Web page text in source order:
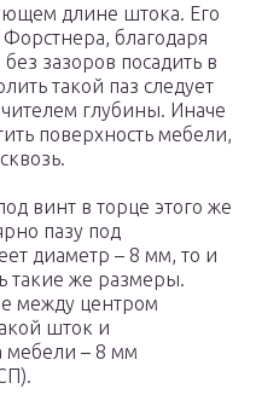
длине штока. Его
благодаря
зазоров посадить в
такой паз следует
глубины. Иначе
поверхность мебели,
винт в торце этого же
пазу под
диаметр – 8 мм, то и
такие же размеры.
между центром
шток и
мебели – 8 мм